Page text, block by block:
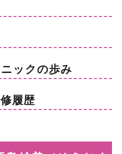
ックの歩み
履歴